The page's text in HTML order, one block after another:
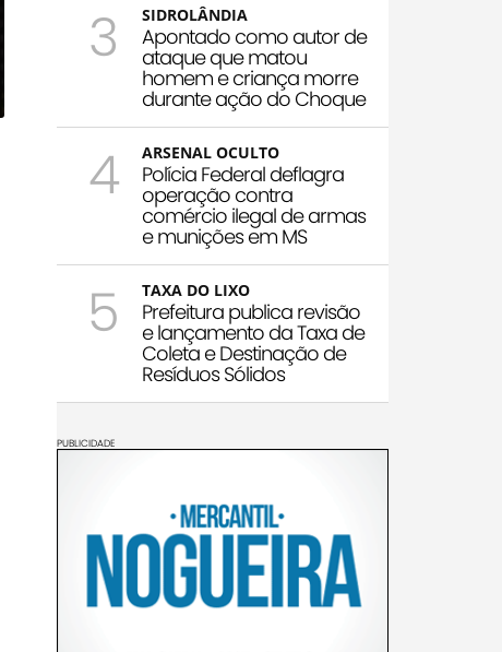
3 SIDROLÂNDIA
Apontado como autor de
ataque que matou
homem e criança morre
durante ação do Choque
4 ARSENAL OCULTO
Polícia Federal deflagra
operação contra
comércio ilegal de armas
e munições em MS
5 TAXA DO LIXO
Prefeitura publica revisão
e lançamento da Taxa de
Coleta e Destinação de
Resíduos Sólidos
PUBLICIDADE